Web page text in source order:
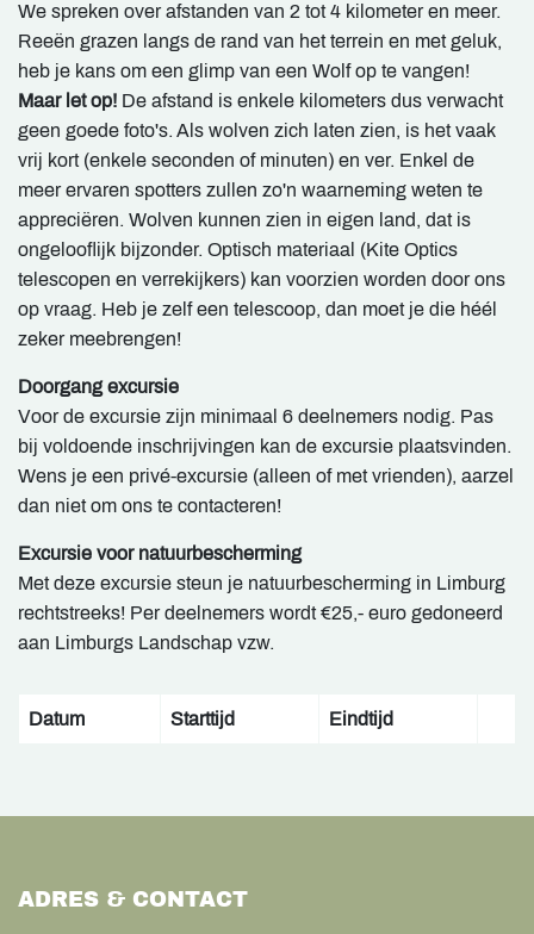
We spreken over afstanden van 2 tot 4 kilometer en meer.
Reeën grazen langs de rand van het terrein en met geluk,
heb je kans om een glimp van een Wolf op te vangen!
Maar let op! De afstand is enkele kilometers dus verwacht
geen goede foto's. Als wolven zich laten zien, is het vaak
vrij kort (enkele seconden of minuten) en ver. Enkel de
meer ervaren spotters zullen zo'n waarneming weten te
appreciëren. Wolven kunnen zien in eigen land, dat is
ongelooflijk bijzonder. Optisch materiaal (Kite Optics
telescopen en verrekijkers) kan voorzien worden door ons
op vraag. Heb je zelf een telescoop, dan moet je die héél
zeker meebrengen!
Doorgang excursie
Voor de excursie zijn minimaal 6 deelnemers nodig. Pas
bij voldoende inschrijvingen kan de excursie plaatsvinden.
Wens je een privé-excursie (alleen of met vrienden), aarzel
dan niet om ons te contacteren!
Excursie voor natuurbescherming
Met deze excursie steun je natuurbescherming in Limburg
rechtstreeks! Per deelnemers wordt €25,- euro gedoneerd
aan Limburgs Landschap vzw.
Datum Starttijd Eindtijd
ADRES & CONTACT